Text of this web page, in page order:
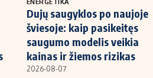
Dujų saugyklos po naujoje
šviesoje: kaip pasikeitęs
saugumo modelis veikia
kainas ir žiemos rizikas
2026-08-07